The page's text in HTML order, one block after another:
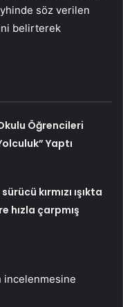
söz verilen
belirterek
Öğrencileri
Yaptı
kırmızı ışıkta
hızla çarpmış
incelenmesine